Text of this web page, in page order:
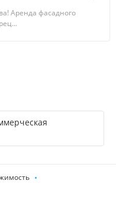
Аренда фасадного